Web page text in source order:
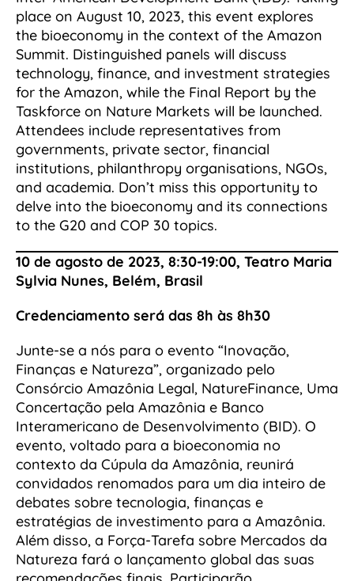
place on August 10, 2023, this event explores
the bioeconomy in the context of the Amazon
Summit. Distinguished panels will discuss
technology, finance, and investment strategies
for the Amazon, while the Final Report by the
Taskforce on Nature Markets will be launched.
Attendees include representatives from
governments, private sector, financial
institutions, philanthropy organisations, NGOs,
and academia. Don’t miss this opportunity to
delve into the bioeconomy and its connections
to the G20 and COP 30 topics.
10 de agosto de 2023, 8:30-19:00, Teatro Maria
Sylvia Nunes, Belém, Brasil
Credenciamento será das 8h às 8h30
Junte-se a nós para o evento “Inovação,
Finanças e Natureza”, organizado pelo
Consórcio Amazônia Legal, NatureFinance, Uma
Concertação pela Amazônia e Banco
Interamericano de Desenvolvimento (BID). O
evento, voltado para a bioeconomia no
contexto da Cúpula da Amazônia, reunirá
convidados renomados para um dia inteiro de
debates sobre tecnologia, finanças e
estratégias de investimento para a Amazônia.
Além disso, a Força-Tarefa sobre Mercados da
Natureza fará o lançamento global das suas